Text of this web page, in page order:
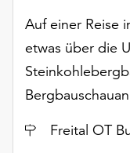
Sie
die
verwendeten
Cookies
anpassen,
Sie
Auf einer Reise
etwas über die
Ort
Freital OT